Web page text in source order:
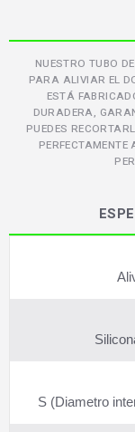
NUESTRO TUBO
PARA ALIVIAR EL
ESTÁ
DURADERA,
PUEDES
S (Diametro